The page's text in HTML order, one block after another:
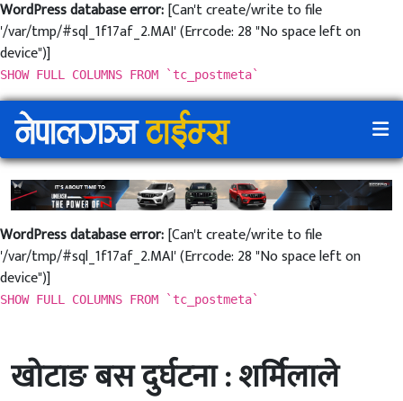
WordPress database error:[Can't create/write to file
'/var/tmp/#sql_1f17af_2.MAI' (Errcode: 28 "No space left on
device")]
SHOW FULL COLUMNS FROM `tc_postmeta`
WordPress database error:[Can't create/write to file
'/var/tmp/#sql_1f17af_2.MAI' (Errcode: 28 "No space left on
device")]
SHOW FULL COLUMNS FROM `tc_postmeta`
खोटाङ बस दुर्घटना : शर्मिलाले